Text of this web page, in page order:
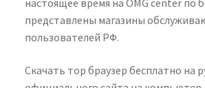
настоящее время на OMG center по
представлены магазины
пользователей РФ.
Скачать тор браузер бесплатно на